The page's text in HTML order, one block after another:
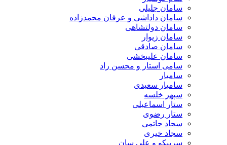
سامان جلیلی
سامان داداشی و عرفان محمدزاده
سامان دولتشاهی
سامان زیوار
سامان صادقی
سامان علیبخشی
سامی استار و محسن راد
سامیار
سامیار سعیدی
سپهر خلسه
ستار اسماعیلی
ستار رضوی
سجاد حاتمی
سجاد خیری
سرپیکو و علی سان